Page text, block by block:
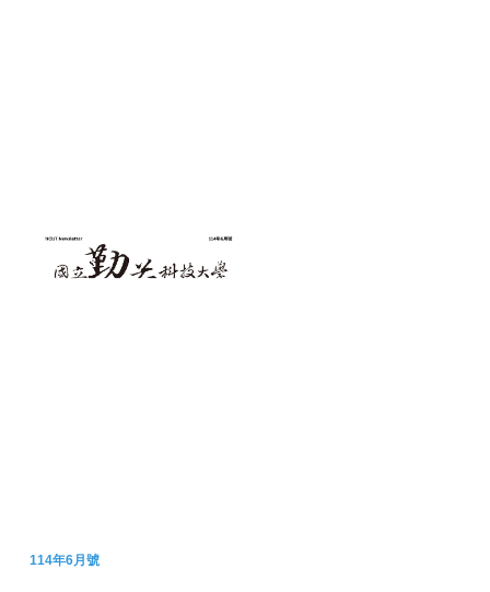
114年6月號